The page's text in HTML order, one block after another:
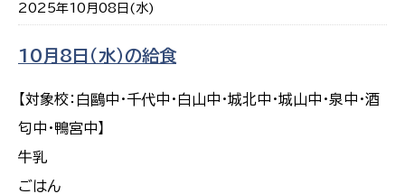
2025年10月08日(水)
10月8日（水）の給食
【対象校：白鷗中・千代中・白山中・城北中・城山中・泉中・酒
匂中・鴨宮中】
牛乳
ごはん